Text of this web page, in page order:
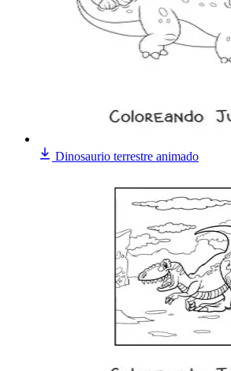
Dinosaurio terrestre animado